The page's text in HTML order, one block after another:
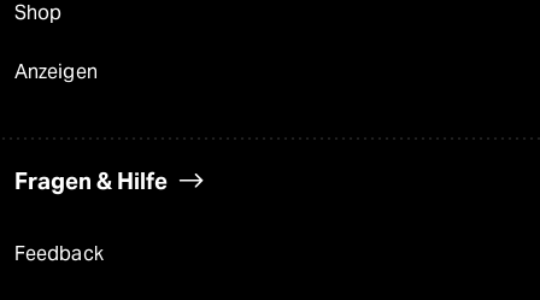
Shop
Anzeigen
Fragen & Hilfe
Feedback